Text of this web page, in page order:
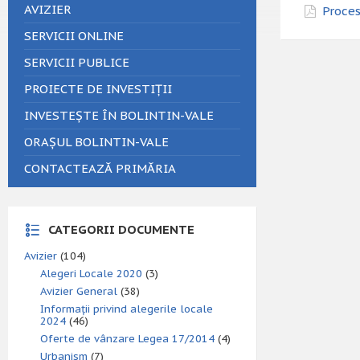
AVIZIER
SERVICII ONLINE
SERVICII PUBLICE
PROIECTE DE INVESTIȚII
INVESTEȘTE ÎN BOLINTIN-VALE
ORAȘUL BOLINTIN-VALE
CONTACTEAZĂ PRIMĂRIA
CATEGORII DOCUMENTE
Avizier (104)
Alegeri Locale 2020 (3)
Avizier General (38)
Informații privind alegerile locale
2024 (46)
Oferte de vânzare Legea 17/2014 (4)
Urbanism (7)